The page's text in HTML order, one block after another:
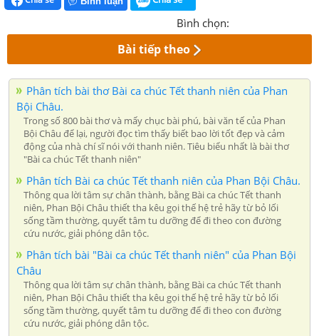
Bình chọn:
Bài tiếp theo
Phân tích bài thơ Bài ca chúc Tết thanh niên của Phan
Bội Châu.
Trong số 800 bài thơ và mấy chục bài phú, bài văn tế của Phan
Bội Châu để lại, người đọc tìm thấy biết bao lời tốt đẹp và cảm
động của nhà chí sĩ nói với thanh niên. Tiêu biểu nhất là bài thơ
"Bài ca chúc Tết thanh niên"
Phân tích Bài ca chúc Tết thanh niên của Phan Bội Châu.
Thông qua lời tâm sự chân thành, bằng Bài ca chúc Tết thanh
niên, Phan Bội Châu thiết tha kêu gọi thế hệ trẻ hãy từ bỏ lối
sống tầm thường, quyết tâm tu dưỡng để đi theo con đường
cứu nước, giải phóng dân tộc.
Phân tích bài "Bài ca chúc Tết thanh niên" của Phan Bội
Châu
Thông qua lời tâm sự chân thành, bằng Bài ca chúc Tết thanh
niên, Phan Bội Châu thiết tha kêu gọi thế hệ trẻ hãy từ bỏ lối
sống tầm thường, quyết tâm tu dưỡng để đi theo con đường
cứu nước, giải phóng dân tộc.